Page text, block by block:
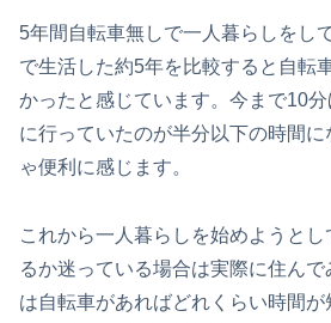
5年間自転車無しで一人暮らしをし
で生活した約5年を比較すると自転
かったと感じています。今まで10
に行っていたのが半分以下の時間
ゃ便利に感じます。
これから一人暮らしを始めようと
るか迷っている場合は実際に住ん
は自転車があればどれくらい時間